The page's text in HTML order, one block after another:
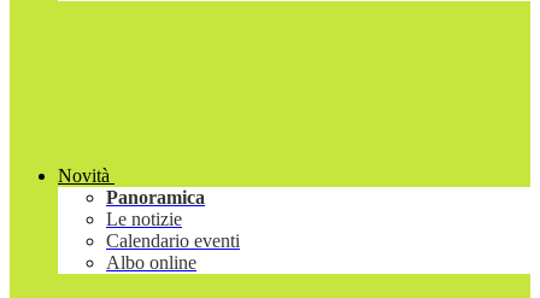
Novità
Panoramica
Le notizie
Calendario eventi
Albo online